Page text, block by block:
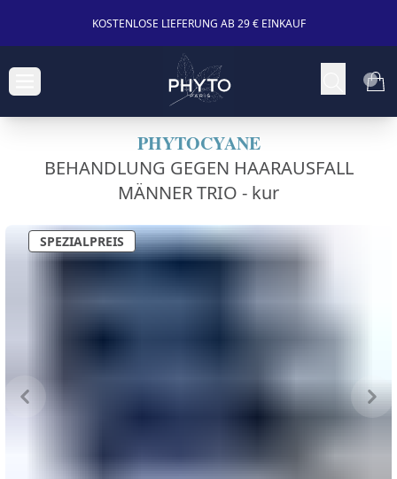
KOSTENLOSE LIEFERUNG AB 29 € EINKAUF
PHYTOCYANE
BEHANDLUNG GEGEN HAARAUSFALL
MÄNNER TRIO - kur
SPEZIALPREIS